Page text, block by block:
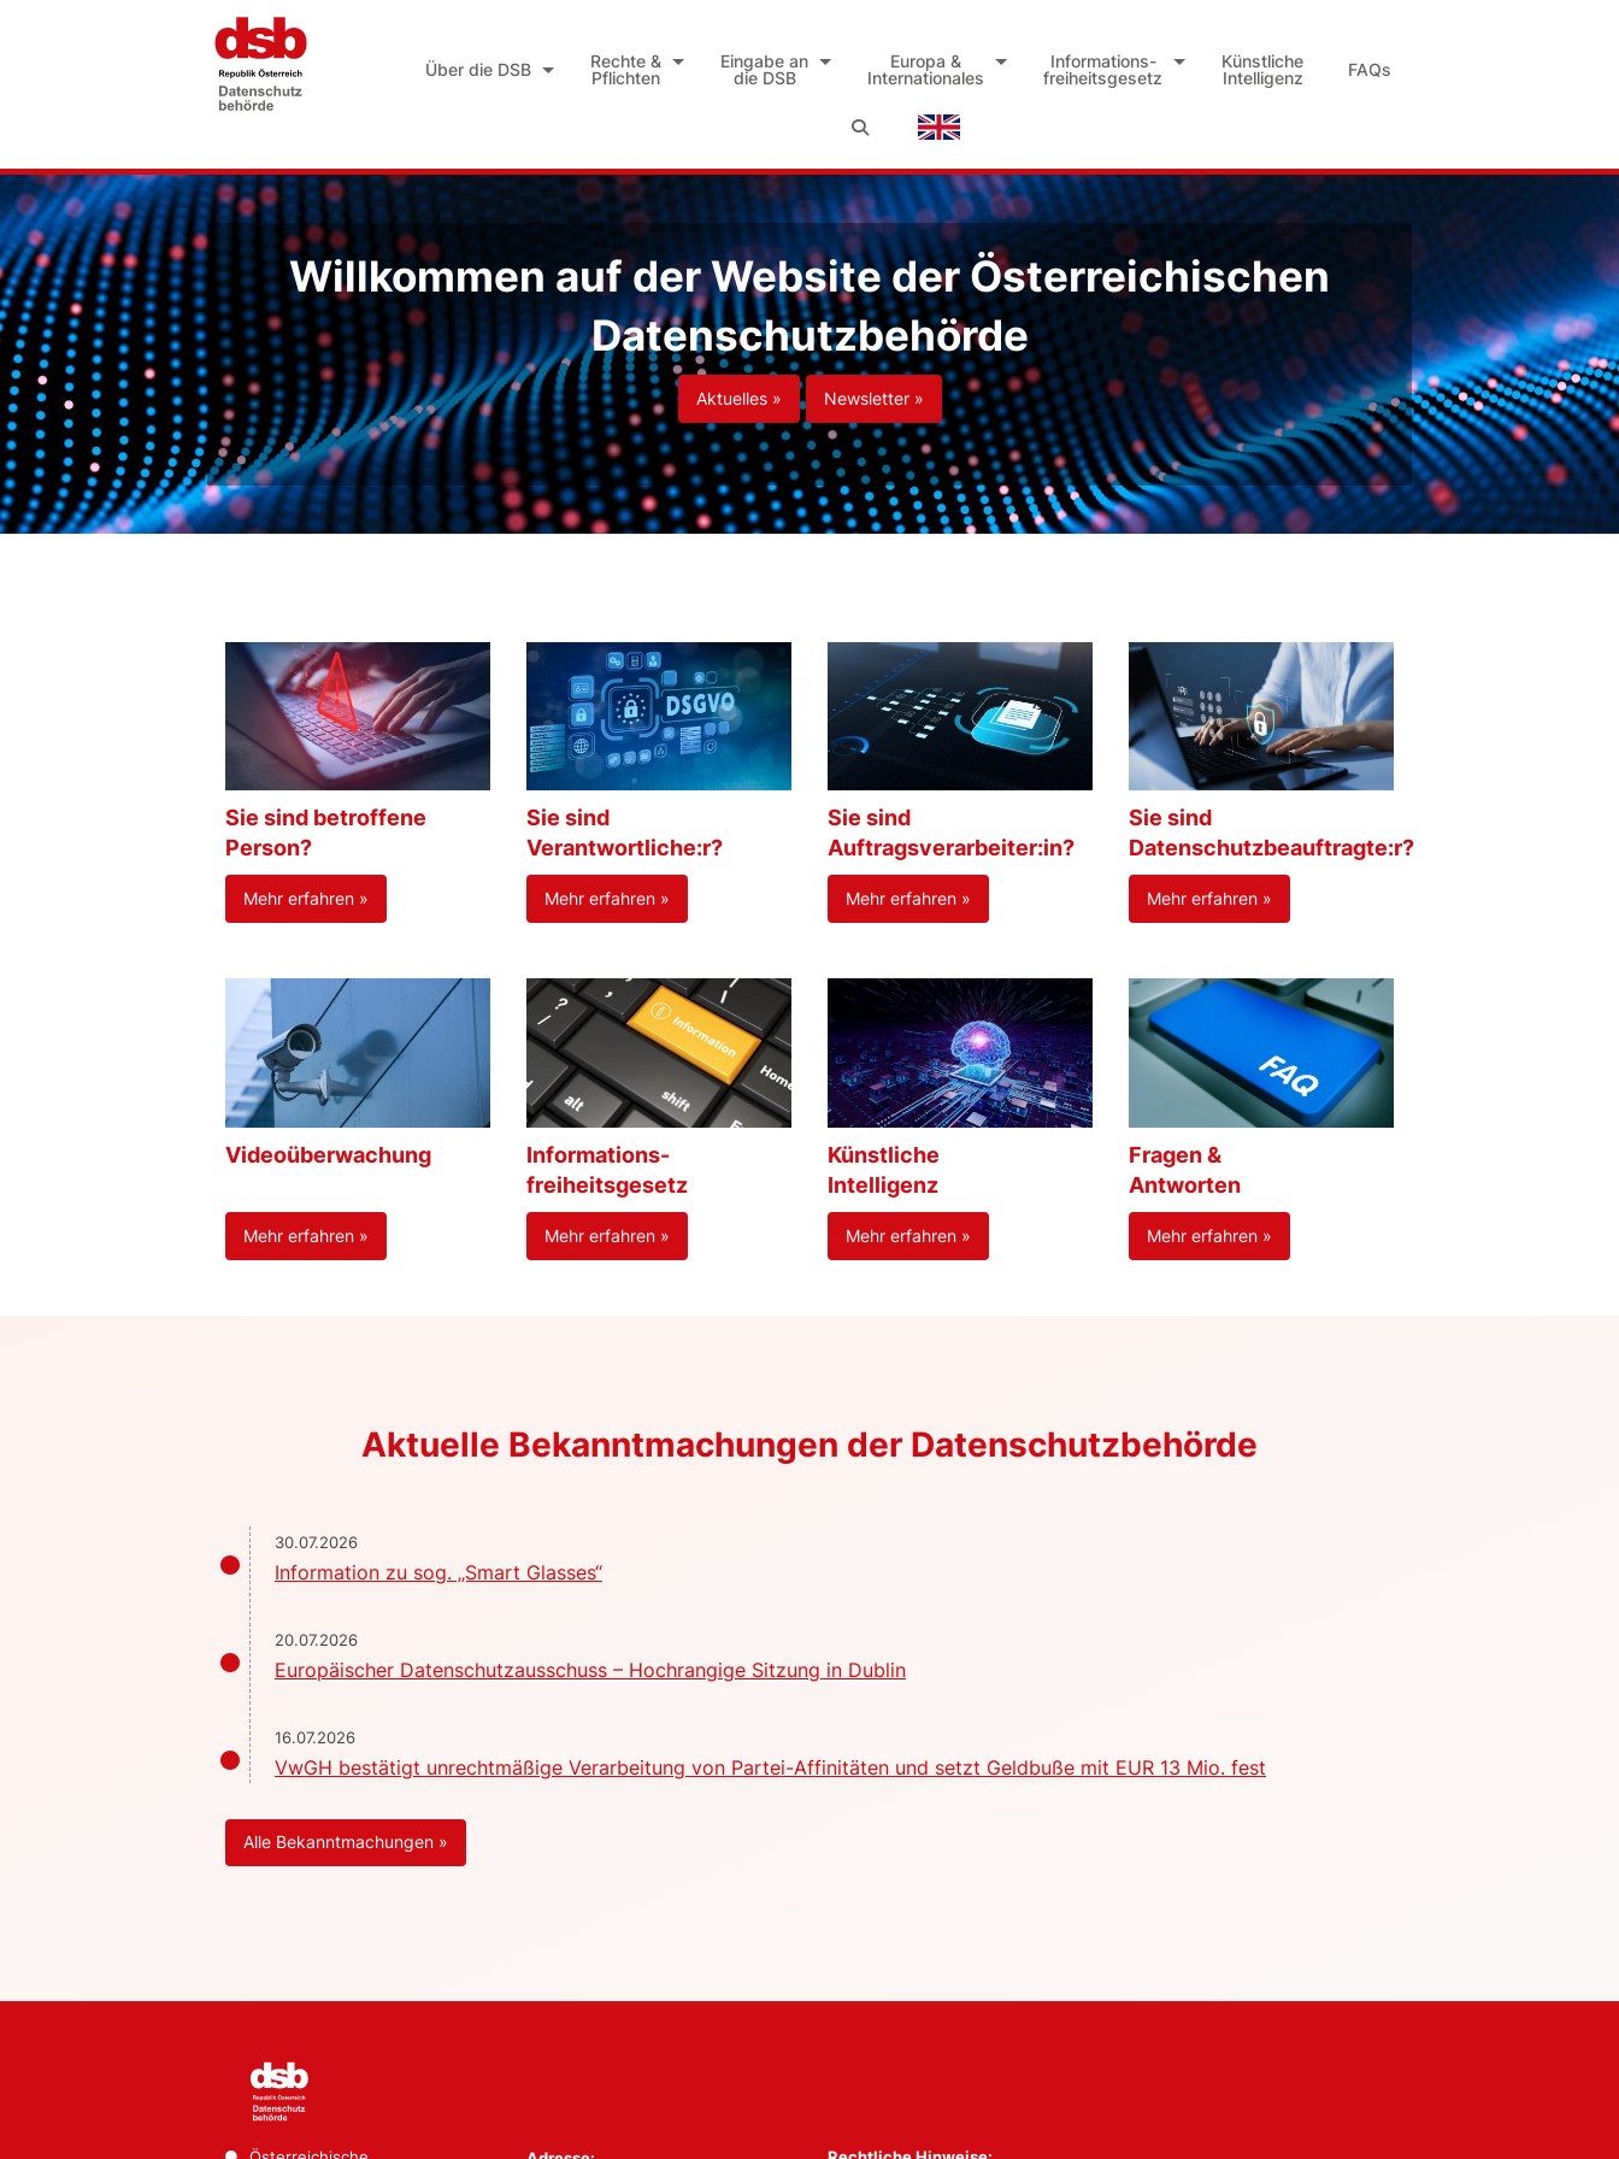
Über die DSB
Rechte &
Pflichten
Eingabe an
die DSB
Europa &
Internationales
Informations-
freiheitsgesetz
Künstliche
Intelligenz
FAQs
Willkommen auf der Website der Österreichischen
Datenschutzbehörde
Aktuelles » Newsletter »
Sie sind betroffene
Person?
Mehr erfahren »
Sie sind
Verantwortliche:r?
Mehr erfahren »
Sie sind
Auftragsverarbeiter:in?
Mehr erfahren »
Sie sind
Datenschutzbeauftragte:r?
Mehr erfahren »
Videoüberwachung
Mehr erfahren »
Informations-
freiheitsgesetz
Mehr erfahren »
Künstliche
Intelligenz
Mehr erfahren »
Fragen &
Antworten
Mehr erfahren »
Aktuelle Bekanntmachungen der Datenschutzbehörde
30.07.2026
Information zu sog. „Smart Glasses“
20.07.2026
Europäischer Datenschutzausschuss – Hochrangige Sitzung in Dublin
16.07.2026
VwGH bestätigt unrechtmäßige Verarbeitung von Partei-Affinitäten und setzt Geldbuße mit EUR 13 Mio. fest
Alle Bekanntmachungen »